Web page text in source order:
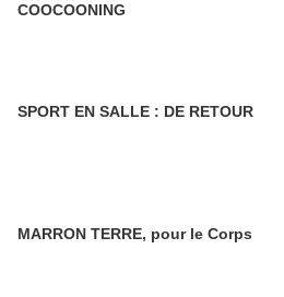
COOCOONING
SPORT EN SALLE : DE RETOUR
MARRON TERRE, pour le Corps